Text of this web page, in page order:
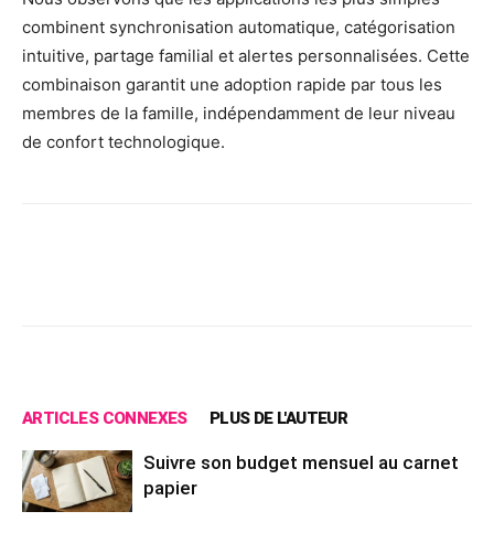
combinent synchronisation automatique, catégorisation
intuitive, partage familial et alertes personnalisées. Cette
combinaison garantit une adoption rapide par tous les
membres de la famille, indépendamment de leur niveau
de confort technologique.
ARTICLES CONNEXES PLUS DE L'AUTEUR
Suivre son budget mensuel au carnet
papier